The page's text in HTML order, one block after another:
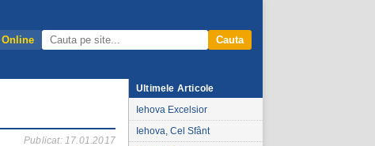
Cauta
Publicat: 17.01.2017
Ultimele Articole
Iehova Excelsior
Iehova, Cel Sfânt